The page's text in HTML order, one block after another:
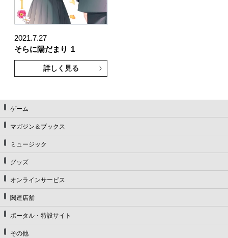
2021.7.27
そらに陽だまり
1
詳しく見る
ゲーム
マガジン＆ブックス
ミュージック
グッズ
オンラインサービス
関連店舗
ポータル・特設サイト
その他